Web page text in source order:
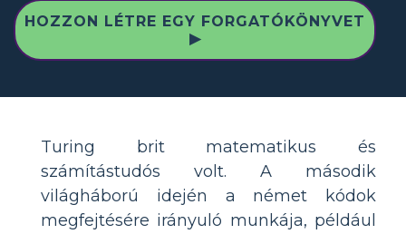
HOZZON LÉTRE EGY FORGATÓKÖNYVET
▶
Turing brit matematikus és
számítástudós volt. A második
világháború idején a német kódok
megfejtésére irányuló munkája, például